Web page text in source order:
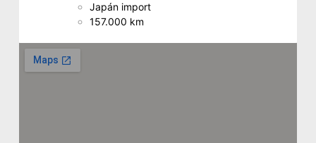
Japán import
157.000 km